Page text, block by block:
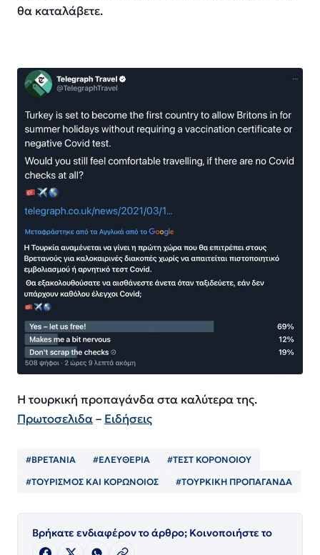
θα καταλάβετε.
Η τουρκική προπαγάνδα στα καλύτερα της.
Πρωτοσελιδα– Ειδήσεις
#ΒΡΕΤΑΝΙΑ #ΕΛΕΥΘΕΡΙΑ #ΤΕΣΤ ΚΟΡΟΝΟΙΟΥ
#ΤΟΥΡΙΣΜΟΣ ΚΑΙ ΚΟΡΩΝΟΙΟΣ #ΤΟΥΡΚΙΚΗ ΠΡΟΠΑΓΑΝΔΑ
Βρήκατε ενδιαφέρον το άρθρο; Κοινοποιήστε το